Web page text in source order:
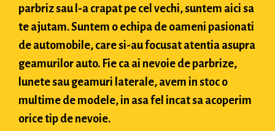
parbriz sau l-a crapat pe cel vechi, suntem aici sa
te ajutam. Suntem o echipa de oameni pasionati
de automobile, care si-au focusat atentia asupra
geamurilor auto. Fie ca ai nevoie de parbrize,
lunete sau geamuri laterale, avem in stoc o
multime de modele, in asa fel incat sa acoperim
orice tip de nevoie.